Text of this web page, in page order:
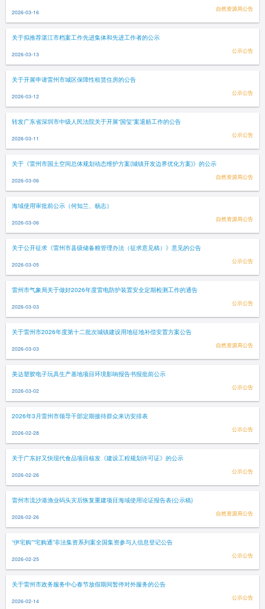
2026-03-16 自然资源局公告
关于拟推荐湛江市档案工作先进集体和先进工作者的公示
2026-03-13 公示公告
关于开展申请雷州市城区保障性租赁住房的公告
2026-03-12 公示公告
转发广东省深圳市中级人民法院关于开展“国玺”案退赔工作的公告
2026-03-11 公示公告
关于《雷州市国土空间总体规划动态维护方案(城镇开发边界优化方案)》的公示
2026-03-06 自然资源局公告
海域使用审批前公示（何知兰、杨志）
2026-03-06 自然资源局公告
关于公开征求《雷州市县级储备粮管理办法（征求意见稿）》意见的公告
2026-03-05 公示公告
雷州市气象局关于做好2026年度雷电防护装置安全定期检测工作的通告
2026-03-03 公示公告
关于雷州市2026年度第十二批次城镇建设用地征地补偿安置方案公告
2026-03-03 自然资源局公告
美达塑胶电子玩具生产基地项目环境影响报告书报批前公示
2026-03-02 公示公告
2026年3月雷州市领导干部定期接待群众来访安排表
2026-02-28 公示公告
关于广东好又快现代食品项目核发《建设工程规划许可证》的公示
2026-02-26 公示公告
雷州市流沙港渔业码头灾后恢复重建项目海域使用论证报告表(公示稿)
2026-02-26 自然资源局公告
“伊宅购”“宅购通”非法集资系列案全国集资参与人信息登记公告
2026-02-25 公示公告
关于雷州市政务服务中心春节放假期间暂停对外服务的公告
2026-02-14 公示公告